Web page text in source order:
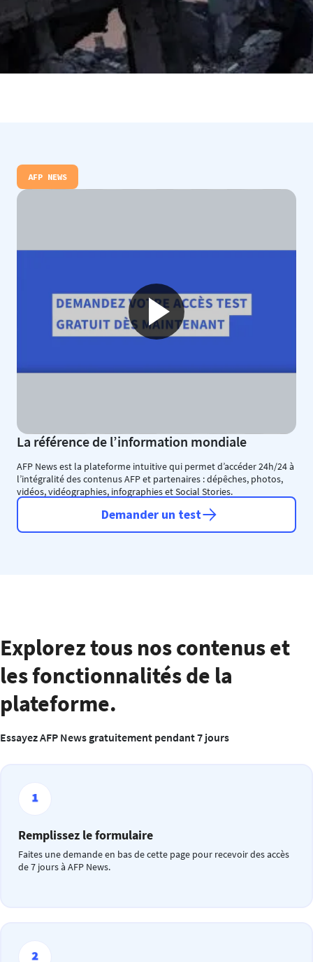
AFP NEWS
La référence de l’information mondiale
AFP News est la plateforme intuitive qui permet d’accéder 24h/24 à
l’intégralité des contenus AFP et partenaires : dépêches, photos,
vidéos, vidéographies, infographies et Social Stories.
Demander un test
Explorez tous nos contenus et
les fonctionnalités de la
plateforme.
Essayez AFP News gratuitement pendant 7 jours
Remplissez le formulaire
Faites une demande en bas de cette page pour recevoir des accès
de 7 jours à AFP News.